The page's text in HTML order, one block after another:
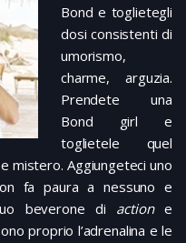
Bond e toglietegli
dosi consistenti di
umorismo,
charme, arguzia.
Prendete una
Bond girl e
toglietele quel
mistero. Aggiungeteci uno
fa paura a nessuno e
beverone di actione
proprio l’adrenalina e le